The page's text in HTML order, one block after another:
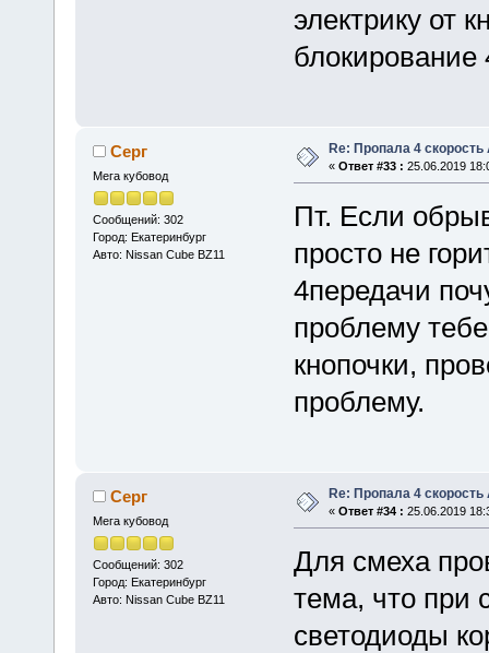
электрику от
блокирование
Серг
Мега кубовод
Сообщений: 302
Город: Екатеринбург
Авто: Nissan Cube BZ11
Re: Пропала 4
« Ответ #33 : 25.06.2019
Пт. Если
просто не
4передачи
проблему
кнопочки,
проблему.
Серг
Мега кубовод
Сообщений: 302
Город: Екатеринбург
Авто: Nissan Cube BZ11
Re: Пропала 4
« Ответ #34 : 25.06.2019
Для смеха
тема, что при
светодиоды